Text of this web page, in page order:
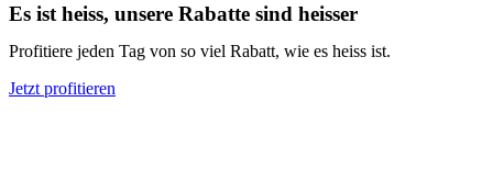
Es ist heiss, unsere Rabatte sind heisser
Profitiere jeden Tag von so viel Rabatt, wie es heiss ist.
Jetzt profitieren